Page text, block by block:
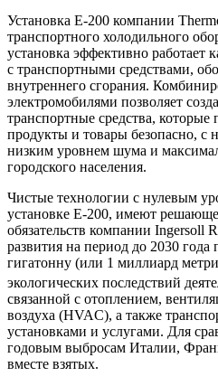
Установка E-200 компании
транспортного холодильного
установка эффективно работает
с транспортными средствами,
внутреннего сгорания.
электромобилями позволяет
транспортные средства, которые
продукты и товары безопасно, с
низким уровнем шума и
городского населения.
Чистые технологии с нулевым
установке E-200, имеют
обязательств компании Ingersoll
развития на период до 2030
гигатонну (или 1 миллиард
экологических последствий
связанной с отоплением,
воздуха (HVAC), а также
установками и услугами. Для
годовым выбросам Италии,
вместе взятых.